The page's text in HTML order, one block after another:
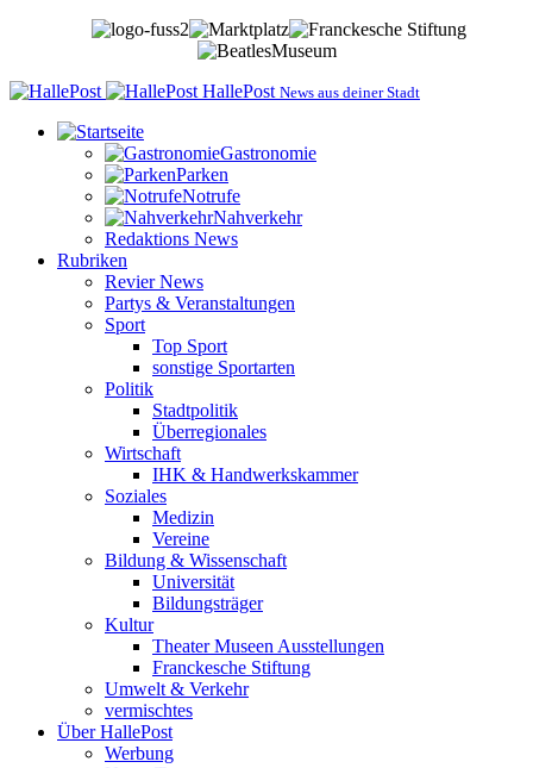
HallePost News aus deiner Stadt
Gastronomie
Parken
Notrufe
Nahverkehr
Redaktions News
Rubriken
Revier News
Partys & Veranstaltungen
Sport
Top Sport
sonstige Sportarten
Politik
Stadtpolitik
Überregionales
Wirtschaft
IHK & Handwerkskammer
Soziales
Medizin
Vereine
Bildung & Wissenschaft
Universität
Bildungsträger
Kultur
Theater Museen Ausstellungen
Franckesche Stiftung
Umwelt & Verkehr
vermischtes
Über HallePost
Werbung